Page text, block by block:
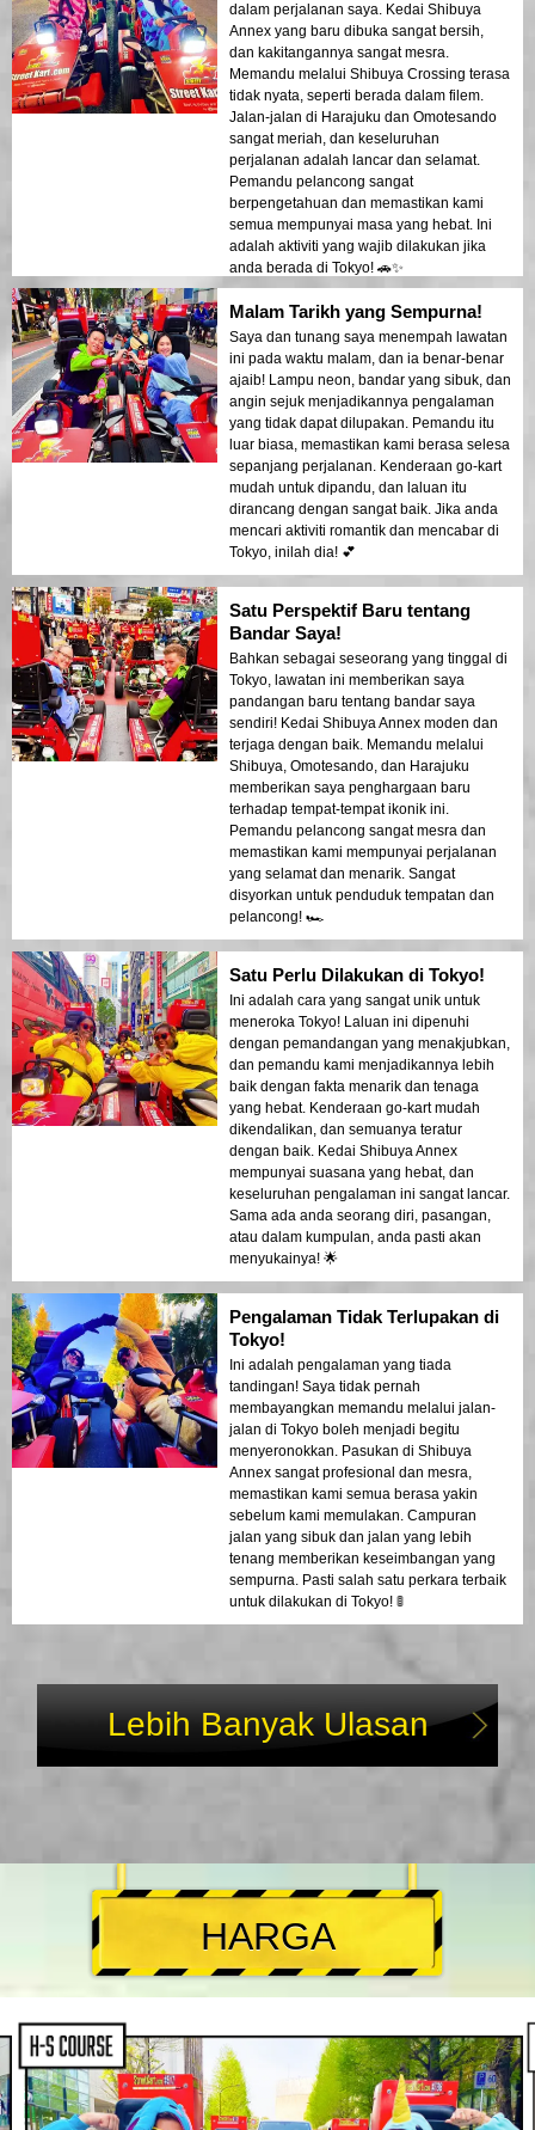
dalam perjalanan saya. Kedai Shibuya
Annex yang baru dibuka sangat bersih,
dan kakitangannya sangat mesra.
Memandu melalui Shibuya Crossing terasa
tidak nyata, seperti berada dalam filem.
Jalan-jalan di Harajuku dan Omotesando
sangat meriah, dan keseluruhan
perjalanan adalah lancar dan selamat.
Pemandu pelancong sangat
berpengetahuan dan memastikan kami
semua mempunyai masa yang hebat. Ini
adalah aktiviti yang wajib dilakukan jika
anda berada di Tokyo! 🚗✨
Malam Tarikh yang Sempurna!
Saya dan tunang saya menempah lawatan
ini pada waktu malam, dan ia benar-benar
ajaib! Lampu neon, bandar yang sibuk, dan
angin sejuk menjadikannya pengalaman
yang tidak dapat dilupakan. Pemandu itu
luar biasa, memastikan kami berasa selesa
sepanjang perjalanan. Kenderaan go-kart
mudah untuk dipandu, dan laluan itu
dirancang dengan sangat baik. Jika anda
mencari aktiviti romantik dan mencabar di
Tokyo, inilah dia! 💕
Satu Perspektif Baru tentang
Bandar Saya!
Bahkan sebagai seseorang yang tinggal di
Tokyo, lawatan ini memberikan saya
pandangan baru tentang bandar saya
sendiri! Kedai Shibuya Annex moden dan
terjaga dengan baik. Memandu melalui
Shibuya, Omotesando, dan Harajuku
memberikan saya penghargaan baru
terhadap tempat-tempat ikonik ini.
Pemandu pelancong sangat mesra dan
memastikan kami mempunyai perjalanan
yang selamat dan menarik. Sangat
disyorkan untuk penduduk tempatan dan
pelancong! 🏎️
Satu Perlu Dilakukan di Tokyo!
Ini adalah cara yang sangat unik untuk
meneroka Tokyo! Laluan ini dipenuhi
dengan pemandangan yang menakjubkan,
dan pemandu kami menjadikannya lebih
baik dengan fakta menarik dan tenaga
yang hebat. Kenderaan go-kart mudah
dikendalikan, dan semuanya teratur
dengan baik. Kedai Shibuya Annex
mempunyai suasana yang hebat, dan
keseluruhan pengalaman ini sangat lancar.
Sama ada anda seorang diri, pasangan,
atau dalam kumpulan, anda pasti akan
menyukainya! 🌟
Pengalaman Tidak Terlupakan di
Tokyo!
Ini adalah pengalaman yang tiada
tandingan! Saya tidak pernah
membayangkan memandu melalui jalan-
jalan di Tokyo boleh menjadi begitu
menyeronokkan. Pasukan di Shibuya
Annex sangat profesional dan mesra,
memastikan kami semua berasa yakin
sebelum kami memulakan. Campuran
jalan yang sibuk dan jalan yang lebih
tenang memberikan keseimbangan yang
sempurna. Pasti salah satu perkara terbaik
untuk dilakukan di Tokyo! 🚦
Lebih Banyak Ulasan
HARGA